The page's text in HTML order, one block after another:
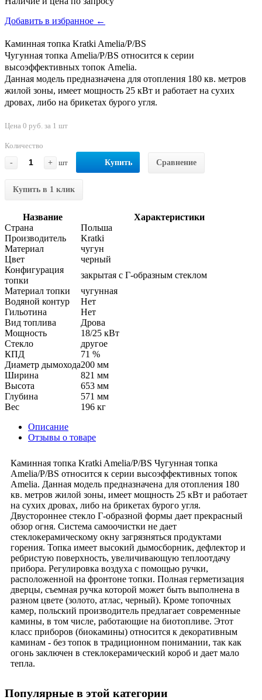
Добавить в избранное ←
Каминная топка Kratki Amelia/P/BS
Чугунная топка Amelia/P/BS относится к серии
высоэффективных топок Amelia.
Данная модель предназначена для отопления 180 кв. метров
жилой зоны, имеет мощность 25 кВт и работает на сухих
дровах, либо на брикетах бурого угля.
Цена 0 руб. за 1 шт
Количество
-
+ шт Купить Сравнение
Купить в 1 клик
Название
Характеристики
Страна
Польша
Производитель
Kratki
Материал
чугун
Цвет
черный
Конфигурация
топки
закрытая с Г-образным стеклом
Материал топки
чугунная
Водяной контур
Нет
Гильотина
Нет
Вид топлива
Дрова
Мощность
18/25 кВт
Стекло
другое
КПД
71 %
Диаметр дымохода200 мм
Ширина
821 мм
Высота
653 мм
Глубина
571 мм
Вес
196 кг
Описание
Отзывы о товаре
Каминная топка Kratki Amelia/P/BS Чугунная топка
Amelia/P/BS относится к серии высоэффективных топок
Amelia. Данная модель предназначена для отопления 180
кв. метров жилой зоны, имеет мощность 25 кВт и работает
на сухих дровах, либо на брикетах бурого угля.
Двустороннее стекло Г-образной формы дает прекрасный
обзор огня. Система самоочистки не дает
стеклокерамическому окну загрязняться продуктами
горения. Топка имеет высокий дымосборник, дефлектор и
ребристую поверхность, увеличивающую теплоотдачу
прибора. Регулировка воздуха с помощью ручки,
расположенной на фронтоне топки. Полная герметизация
дверцы, съемная ручка которой может быть выполнена в
разном цвете (золото, атлас, черный). Кроме топочных
камер, польский производитель предлагает современные
камины, в том числе, работающие на биотопливе. Этот
класс приборов (биокамины) относится к декоративным
каминам - без топок в традиционном понимании, так как
огонь заключен в стеклокерамический короб и дает мало
тепла.
Популярные в этой категории